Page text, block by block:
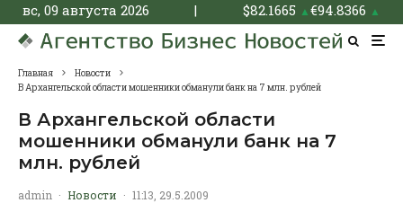
вс, 09 августа 2026 | $82.1665 ▲€94.8366 ▲
Главная
Новости
В Архангельской области мошенники обманули банк на 7 млн. рублей
В Архангельской области
мошенники обманули банк на 7
млн. рублей
admin · Новости · 11:13, 29.5.2009